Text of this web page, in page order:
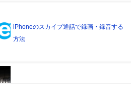
iPhoneのスカイプ通話で録画・録音する
方法